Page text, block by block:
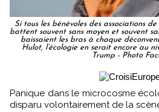
Si tous les bénévoles des associations
battent souvent sans moyen et souvent
baissaient les bras à chaque
Hulot, l’écologie en serait encore au
Trump - Photo
Panique dans le microcosme écologique : Nicolas Hulot a
disparu volontairement de la